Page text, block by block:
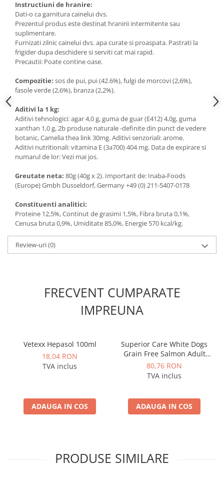
Instructiuni de hranire:
Dati-o ca garnitura cainelui dvs.
Prezentul produs este destinat hranirii intermitente sau
suplimentare.
Furnizati zilnic cainelui dvs. apa curate si proaspata. Pastrati la
frigider dupa deschidere si serviti cat mai rapid.
Precautii: Poate contine oase.
Compozitie: sos de pui, pui (42.6%), fulgi de morcovi (2,6%),
fasole verde (2,6%), branza (2,2%).
Aditivi la 1 kg:
Aditivi tehnologici: agar 4,0 g, guma de guar (E412) 4,0g, guma
xanthan 1,0 g, 2b produse naturale -definite din punct de vedere
botanic, Camelia thea link 30mg. Aditivi senzoriali: arome.
Aditivi nutritionali: vitamina E (3a700) 404 mg. Data de expirare si
numarul de lor: Vezi mai jos.
Greutate neta: 80g (40g x 2). Important de: Inaba-Foods
(Europe) Gmbh Dusseldorf, Germany +49 (0) 211-5407-0178
Constituenti analitici:
Proteine 12,5%, Continut de grasimi 1,5%, Fibra bruta 0,1%,
Cenusa bruta 0,9%, Umiditate 85,0%, Energie 570 kcal/kg.
Review-uri(0)
FRECVENT CUMPARATE
IMPREUNA
Vetexx Hepasol 100ml
18,04 RON
TVA inclus
ADAUGA IN COS
Superior Care White Dogs
Grain Free Salmon Adult
Small&Mini Breeds
80,76 RON
TVA inclus
ADAUGA IN COS
PRODUSE SIMILARE